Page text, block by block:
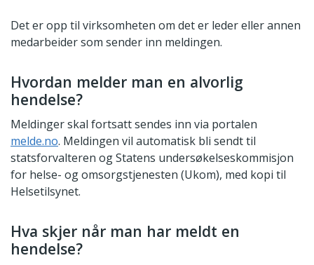
Det er opp til virksomheten om det er leder eller annen
medarbeider som sender inn meldingen.
Hvordan melder man en alvorlig
hendelse?
Meldinger skal fortsatt sendes inn via portalen
melde.no. Meldingen vil automatisk bli sendt til
statsforvalteren og Statens undersøkelseskommisjon
for helse- og omsorgstjenesten (Ukom), med kopi til
Helsetilsynet.
Hva skjer når man har meldt en
hendelse?